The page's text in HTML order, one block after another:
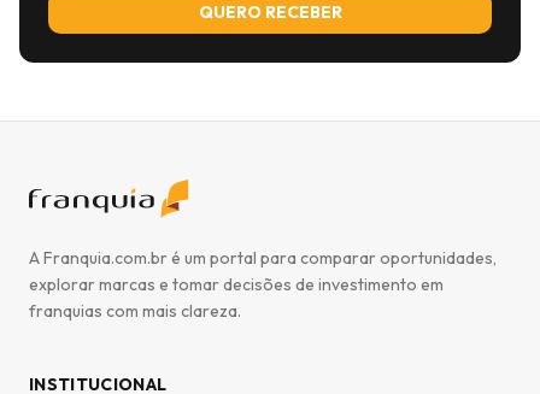
QUERO RECEBER
A Franquia.com.br é um portal para comparar oportunidades,
explorar marcas e tomar decisões de investimento em
franquias com mais clareza.
INSTITUCIONAL